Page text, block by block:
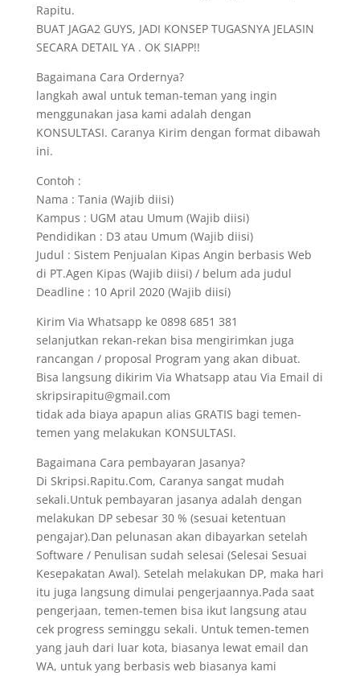
Rapitu.
BUAT JAGA2 GUYS, JADI KONSEP TUGASNYA JELASIN
SECARA DETAIL YA . OK SIAPP!!
Bagaimana Cara Ordernya?
langkah awal untuk teman-teman yang ingin
menggunakan jasa kami adalah dengan
KONSULTASI. Caranya Kirim dengan format dibawah
ini.
Contoh :
Nama : Tania (Wajib diisi)
Kampus : UGM atau Umum (Wajib diisi)
Pendidikan : D3 atau Umum (Wajib diisi)
Judul : Sistem Penjualan Kipas Angin berbasis Web
di PT.Agen Kipas (Wajib diisi) / belum ada judul
Deadline : 10 April 2020 (Wajib diisi)
Kirim Via Whatsapp ke 0898 6851 381
selanjutkan rekan-rekan bisa mengirimkan juga
rancangan / proposal Program yang akan dibuat.
Bisa langsung dikirim Via Whatsapp atau Via Email di
skripsirapitu@gmail.com
tidak ada biaya apapun alias GRATIS bagi temen-
temen yang melakukan KONSULTASI.
Bagaimana Cara pembayaran Jasanya?
Di Skripsi.Rapitu.Com, Caranya sangat mudah
sekali.Untuk pembayaran jasanya adalah dengan
melakukan DP sebesar 30 % (sesuai ketentuan
pengajar).Dan pelunasan akan dibayarkan setelah
Software / Penulisan sudah selesai (Selesai Sesuai
Kesepakatan Awal). Setelah melakukan DP, maka hari
itu juga langsung dimulai pengerjaannya.Pada saat
pengerjaan, temen-temen bisa ikut langsung atau
cek progress seminggu sekali. Untuk temen-temen
yang jauh dari luar kota, biasanya lewat email dan
WA, untuk yang berbasis web biasanya kami